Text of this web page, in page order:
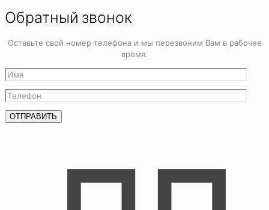
Обратный звонок
Оставьте свой номер телефона и мы перезвоним Вам в рабочее
время.